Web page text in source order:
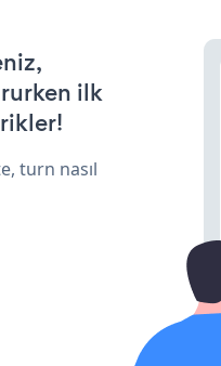
ilk
turn nasıl